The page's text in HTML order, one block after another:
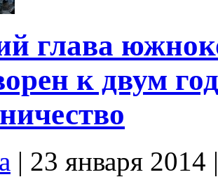
глава
к двум
| 23 января 2014